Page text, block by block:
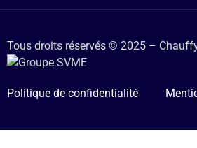
Tous droits réservés © 2025 –
Politique de confidentialité